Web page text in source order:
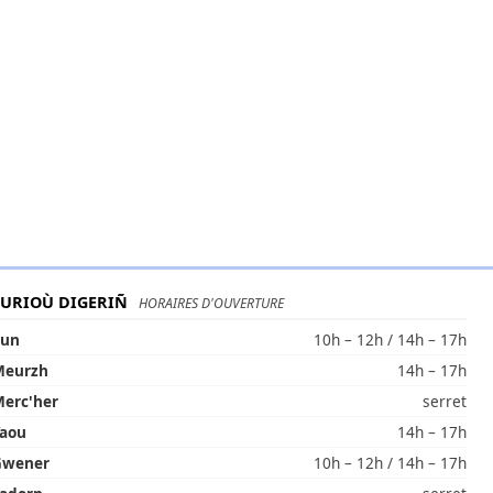
DIGERIÑ HORAIRES D'OUVERTURE
10h – 12h / 14h – 17h
14h – 17h
serret
14h – 17h
10h – 12h / 14h – 17h